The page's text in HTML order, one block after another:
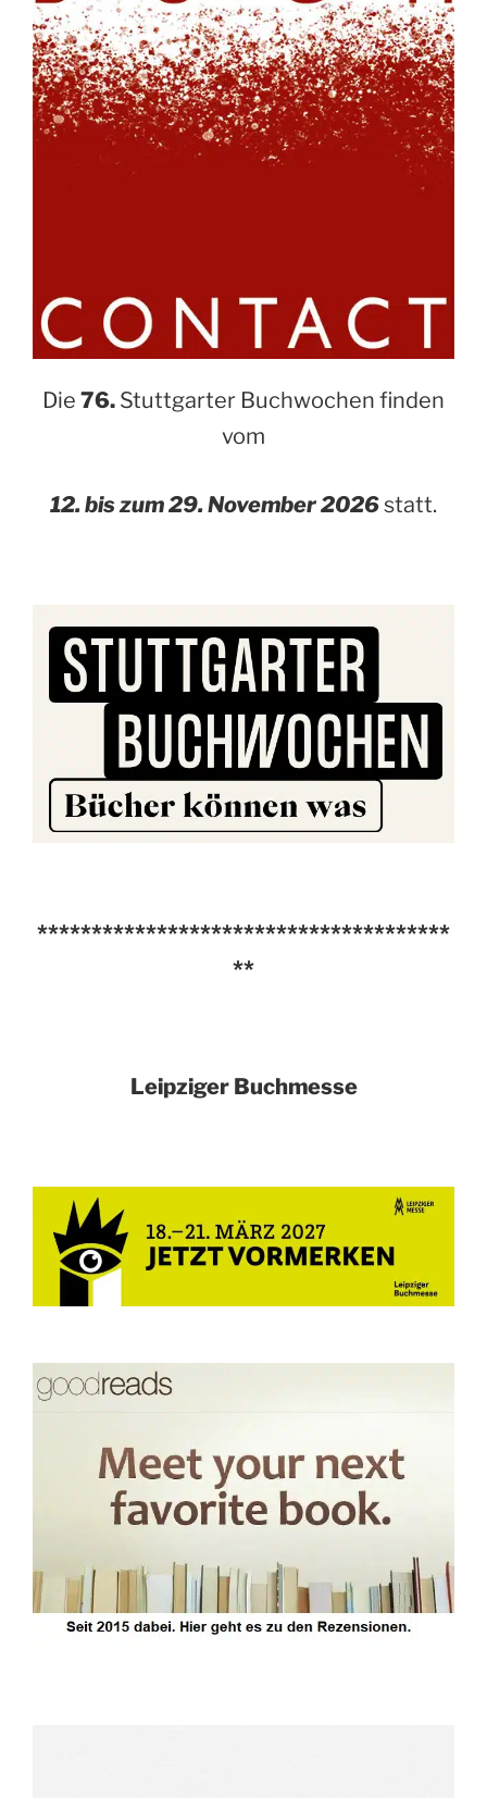
Die 76. Stuttgarter Buchwochen finden
vom
12. bis zum 29. November 2026statt.
**************************************
**
Leipziger Buchmesse